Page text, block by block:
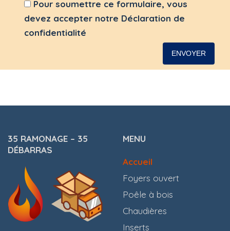
Pour soumettre ce formulaire, vous
devez accepter notre Déclaration de
confidentialité
35 RAMONAGE – 35
DÉBARRAS
MENU
Accueil
Foyers ouvert
Poêle à bois
Chaudières
Inserts